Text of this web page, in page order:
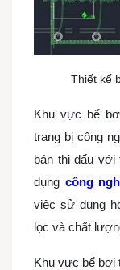
Thiết kế
Khu vực bể
trang bị công
bán thi đấu
dụng công
việc sử dụng
lọc và chất
Khu vực bể bơi